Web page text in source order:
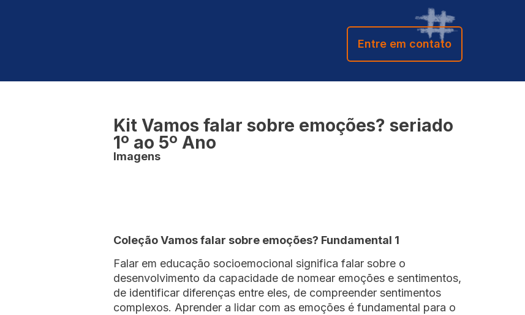
Entre em contato
Kit Vamos falar sobre emoções? seriado
1º ao 5º Ano
Imagens
Coleção Vamos falar sobre emoções? Fundamental 1
Falar em educação socioemocional significa falar sobre o
desenvolvimento da capacidade de nomear emoções e sentimentos,
de identificar diferenças entre eles, de compreender sentimentos
complexos. Aprender a lidar com as emoções é fundamental para o